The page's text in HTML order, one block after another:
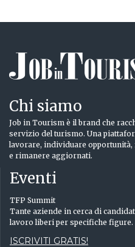
Chi siamo
Job in Tourism è il brand che
servizio del turismo. Una
lavorare, individuare
e rimanere aggiornati.
Eventi
TFP Summit
Tante aziende in cerca di
lavoro liberi per specifiche figure.
ISCRIVITI GRATIS!